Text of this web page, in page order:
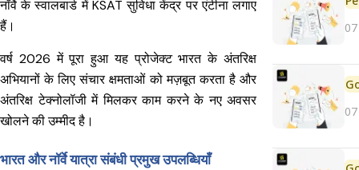
नॉर्वे के स्वालबार्ड में KSAT सुविधा केंद्र पर एंटीना लगाए
हैं।
वर्ष 2026 में पूरा हुआ यह प्रोजेक्ट भारत के अंतरिक्ष
अभियानों के लिए संचार क्षमताओं को मज़बूत करता है और
अंतरिक्ष टेक्नोलॉजी में मिलकर काम करने के नए अवसर
खोलने की उम्मीद है।
भारत और नॉर्वे यात्रा संबंधी प्रमुख उपलब्धियाँ